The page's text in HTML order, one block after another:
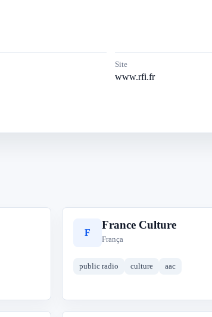
Site
www.rfi.fr
F
France Culture
França
public radio culture aac